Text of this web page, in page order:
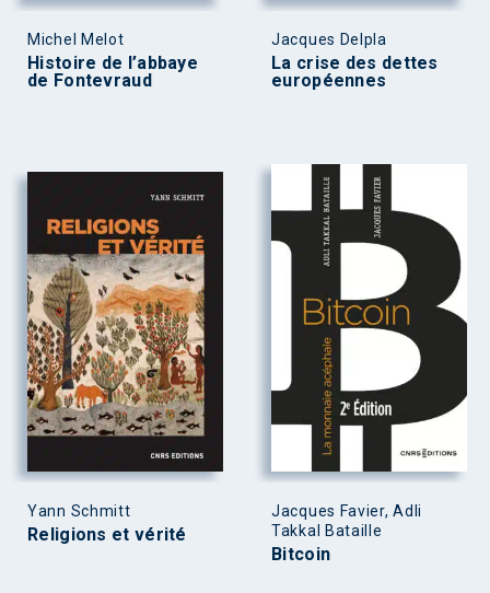
Michel Melot
Histoire de l’abbaye
de Fontevraud
Jacques Delpla
La crise des dettes
européennes
Yann Schmitt
Religions et vérité
Jacques Favier, Adli
Takkal Bataille
Bitcoin